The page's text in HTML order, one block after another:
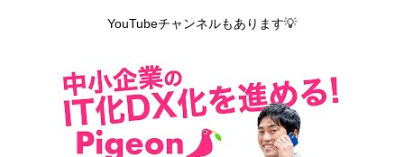
YouTubeチャンネルもあります💡